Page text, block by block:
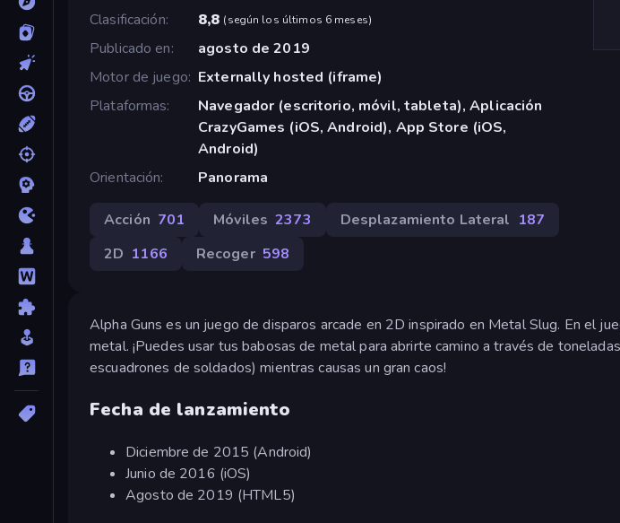
Clasificación
8,8 (según los últimos 6 meses)
Publicado en
agosto de 2019
Motor de juego Externally hosted (iframe)
Plataformas
Navegador (escritorio, móvil, tableta), Aplicación
CrazyGames (iOS, Android), App Store (iOS,
Android)
Orientación
Panorama
Acción 701 Móviles 2373 Desplazamiento Lateral 187
2D 1166 Recoger 598
Alpha Guns es un juego de disparos arcade en 2D inspirado en Metal Slug. En el
metal. ¡Puedes usar tus babosas de metal para abrirte camino a través de
escuadrones de soldados) mientras causas un gran caos!
Fecha de lanzamiento
Diciembre de 2015 (Android)
Junio de 2016 (iOS)
Agosto de 2019 (HTML5)